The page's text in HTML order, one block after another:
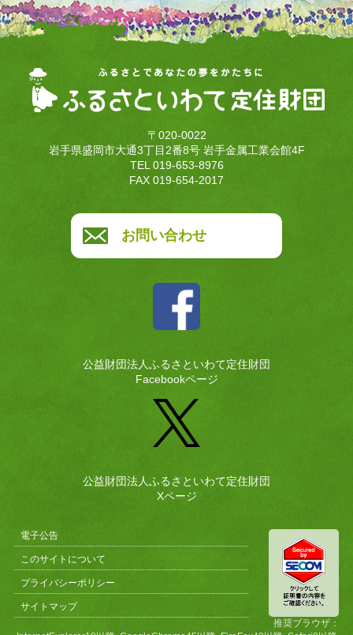
〒020-0022
岩手県盛岡市大通3丁目2番8号 岩手金属工業会館4F
TEL 019-653-8976
FAX 019-654-2017
お問い合わせ
公益財団法人ふるさといわて定住財団
Facebookページ
公益財団法人ふるさといわて定住財団
Xページ
電子公告
このサイトについて
プライバシーポリシー
サイトマップ
推奨ブラウザ：